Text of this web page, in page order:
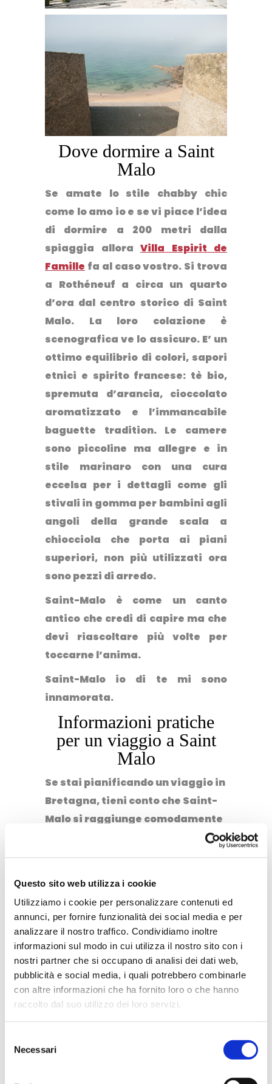
Questo sito web utilizza i cookie
Utilizziamo i cookie per personalizzare contenuti ed
annunci, per fornire funzionalità dei social media e per
analizzare il nostro traffico. Condividiamo inoltre
informazioni sul modo in cui utilizza il nostro sito con i
nostri partner che si occupano di analisi dei dati web,
pubblicità e social media, i quali potrebbero combinarle
con altre informazioni che ha fornito loro o che hanno
raccolto dal suo utilizzo dei loro servizi.
delNecessari
Dove dormire a Saint
Malo
Se amate lo stile chabby chic
come lo amo io e se vi piace l’idea
di dormire a 200 metri dalla
spiaggia allora Villa Espirit de
Famille fa al caso vostro. Si trova
a Rothéneuf a circa un quarto
d’ora dal centro storico di Saint
Malo. La loro colazione è
scenografica ve lo assicuro. E’ un
ottimo equilibrio di colori, sapori
etnici e spirito francese: tè bio,
spremuta d’arancia, cioccolato
aromatizzato e l’immancabile
baguette tradition. Le camere
sono piccoline ma allegre e in
stile marinaro con una cura
eccelsa per i dettagli come gli
stivali in gomma per bambini agli
angoli della grande scala a
chiocciola che porta ai piani
superiori, non più utilizzati ora
sono pezzi di arredo.
Saint-Malo è come un canto
antico che credi di capire ma che
devi riascoltare più volte per
toccarne l’anima.
Saint-Malo io di te mi sono
innamorata.
Informazioni pratiche
per un viaggio a Saint
Malo
Se stai pianificando un viaggio in
Bretagna, tieni conto che Saint-
Malo si raggiunge comodamente
in traghetto dall’Inghilterra o in
auto dalla Normandia. Per
bretone, ilMont Saint-Michel,un
noleggio autoresta la scelta più
libera e comoda. E come sempre,
prima di partire, non dimenticare
un’assicurazione viaggio adatta:
noi consigliamoHeymondo
affiliazione per migliorare la vostra